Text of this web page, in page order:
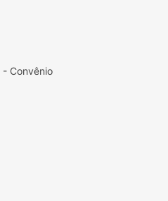
barra sólida.
Convênio